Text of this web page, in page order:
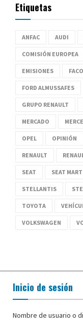
Etiquetas
ANFAC AUDI
COMISIÓN EUROPEA
EMISIONES
FORD ALMUSSAFES
GRUPO RENAULT
MERCADO
OPEL OPINIÓN
RENAULT
SEAT SEAT
STELLANTIS
TOYOTA
VOLKSWAGEN
Inicio de sesión
Nombre de usuario o